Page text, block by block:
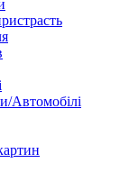
Автомобілі